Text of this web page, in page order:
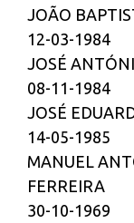
JOÃO
12-03-1984
JOSÉ
08-11-1984
JOSÉ
14-05-1985
MANUEL
FERREIRA
30-10-1969